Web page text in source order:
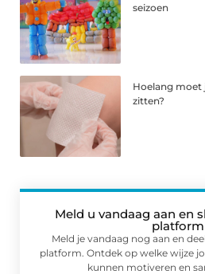
seizoen
Hoelang moet
zitten?
Meld u vandaag aan en
platform
Meld je vandaag nog aan en
platform. Ontdek op welke wijze
kunnen motiveren en